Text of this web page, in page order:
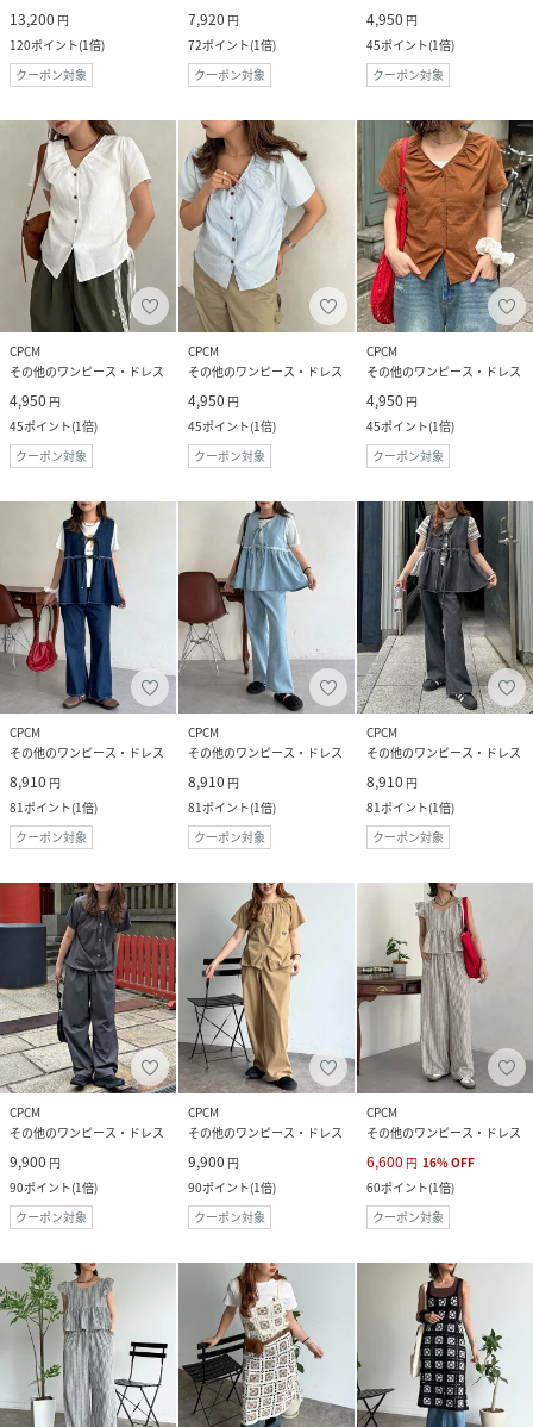
13,200 円
120ポイント(1倍)
クーポン対象
7,920 円
72ポイント(1倍)
クーポン対象
4,950 円
45ポイント(1倍)
クーポン対象
CPCM
その他のワンピース・ドレス
4,950 円
45ポイント(1倍)
クーポン対象
CPCM
その他のワンピース・ドレス
4,950 円
45ポイント(1倍)
クーポン対象
CPCM
その他のワンピース・ドレス
4,950 円
45ポイント(1倍)
クーポン対象
CPCM
その他のワンピース・ドレス
8,910 円
81ポイント(1倍)
クーポン対象
CPCM
その他のワンピース・ドレス
8,910 円
81ポイント(1倍)
クーポン対象
CPCM
その他のワンピース・ドレス
8,910 円
81ポイント(1倍)
クーポン対象
CPCM
その他のワンピース・ドレス
9,900 円
90ポイント(1倍)
クーポン対象
CPCM
その他のワンピース・ドレス
9,900 円
90ポイント(1倍)
クーポン対象
CPCM
その他のワンピース・ドレス
6,600 円 16%OFF
60ポイント(1倍)
クーポン対象